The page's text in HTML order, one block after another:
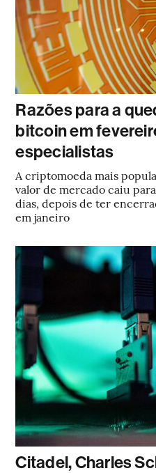
Razões para a
bitcoin em
especialistas
A criptomoeda mais
valor de mercado caiu
dias, depois de ter
em janeiro
Citadel, Charles